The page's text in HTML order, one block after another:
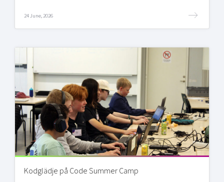
24 June, 2026
Kodglädje på Code Summer Camp